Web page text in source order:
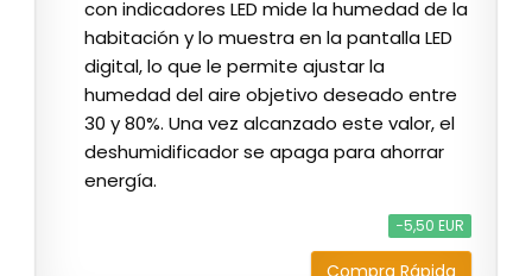
con indicadores LED mide la humedad de la
habitación y lo muestra en la pantalla LED
digital, lo que le permite ajustar la
humedad del aire objetivo deseado entre
30 y 80%. Una vez alcanzado este valor, el
deshumidificador se apaga para ahorrar
energía.
−5,50 EUR